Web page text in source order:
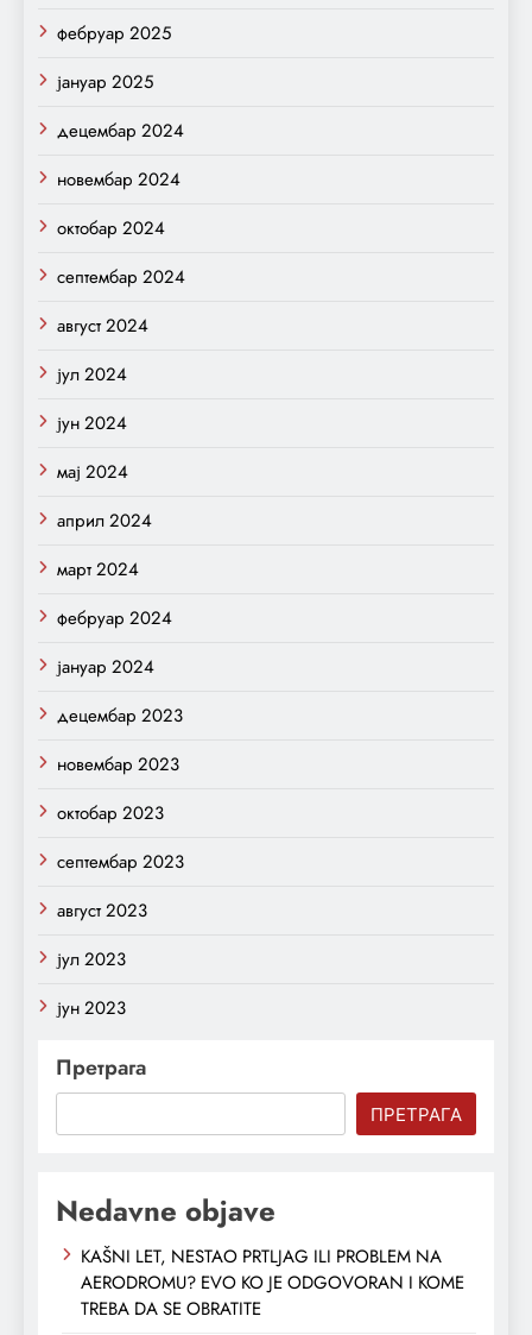
фебруар 2025
јануар 2025
децембар 2024
новембар 2024
октобар 2024
септембар 2024
август 2024
јул 2024
јун 2024
мај 2024
април 2024
март 2024
фебруар 2024
јануар 2024
децембар 2023
новембар 2023
октобар 2023
септембар 2023
август 2023
јул 2023
јун 2023
Претрага
ПРЕТРАГА
Nedavne objave
KAŠNI LET, NESTAO PRTLJAG ILI PROBLEM NA
AERODROMU? EVO KO JE ODGOVORAN I KOME
TREBA DA SE OBRATITE